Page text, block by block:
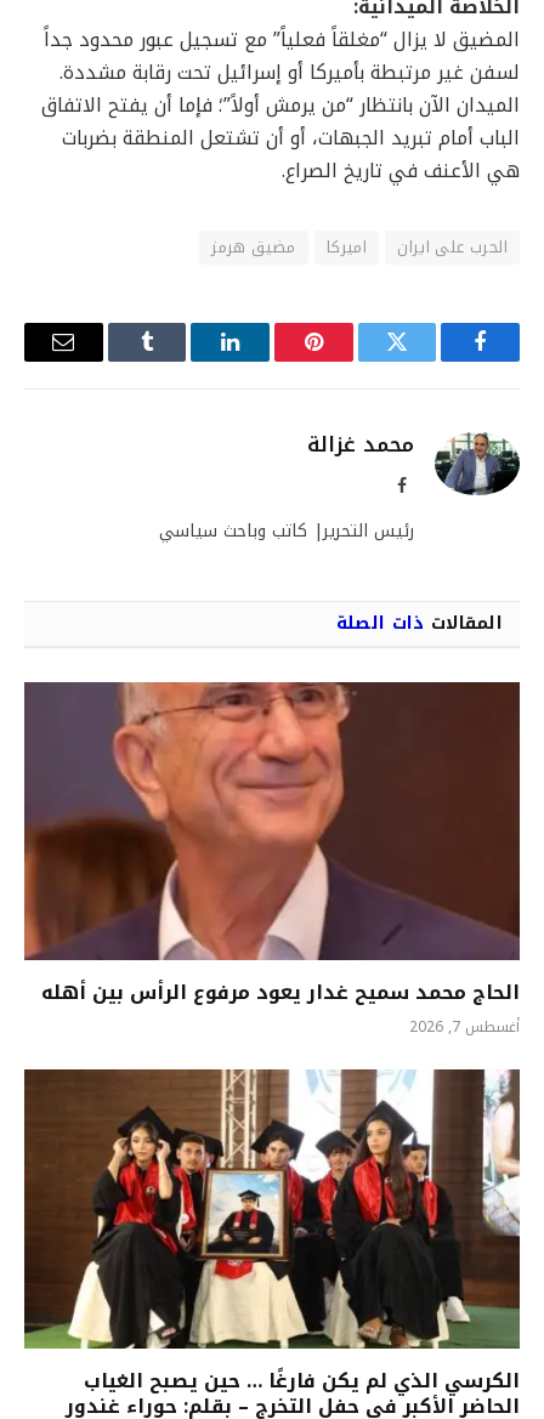
المضيق لا يزال “مغلقاً فعلياً” مع تسجيل عبور محدود جداً
لسفن غير مرتبطة بأميركا أو إسرائيل تحت رقابة مشددة.
الميدان الآن بانتظار “من يرمش أولاً”؛ فإما أن يفتح الاتفاق
الباب أمام تبريد الجبهات، أو أن تشتعل المنطقة بضربات
هي الأعنف في تاريخ الصراع.
الحرب على ايران اميركا مضيق هرمز
فيسبوك تويتر بينتيريستلينكدإن Tumblr
البريد
محمد غزالة
فيسبوك
رئيس التحرير| كاتب وباحث سياسي
المقالات ذات الصلة
الحاج محمد سميح غدار يعود مرفوع الرأس بين أهله
أغسطس 7, 2026
الكرسي الذي لم يكن فارغًا … حين يصبح الغياب
الحاضر الأكبر في حفل التخرج – بقلم: حوراء غندور